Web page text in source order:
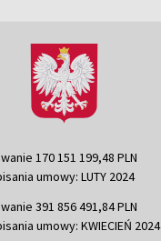
170 151 199,48 PLN
umowy: LUTY 2024
391 856 491,84 PLN
umowy: KWIECIEŃ 2024